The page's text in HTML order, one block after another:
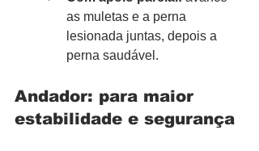
as muletas e a perna
lesionada juntas, depois a
perna saudável.
Andador: para maior
estabilidade e segurança